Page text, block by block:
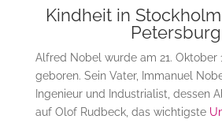
Kindheit in
Petersburg
Alfred Nobel wurde am 21. Oktober
geboren. Sein Vater, Immanuel
Ingenieur und Industrialist, dessen
auf Olof Rudbeck, das wichtigste